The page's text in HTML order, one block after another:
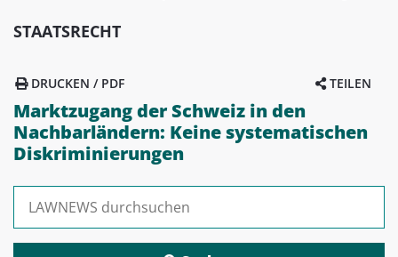
STAATSRECHT
TEILEN
DRUCKEN / PDF
Marktzugang der Schweiz in den
Nachbarländern: Keine systematischen
Diskriminierungen